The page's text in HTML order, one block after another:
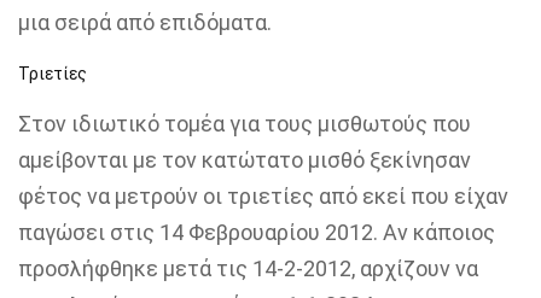
μια σειρά από επιδόματα.
Τριετίες
Στον ιδιωτικό τομέα για τους μισθωτούς που
αμείβονται με τον κατώτατο μισθό ξεκίνησαν
φέτος να μετρούν οι τριετίες από εκεί που είχαν
παγώσει στις 14 Φεβρουαρίου 2012. Αν κάποιος
προσλήφθηκε μετά τις 14-2-2012, αρχίζουν να